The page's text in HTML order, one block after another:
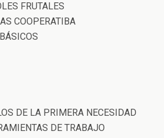
FRUTALES
COOPERATIBA
DE LA PRIMERA NECESIDAD
DE TRABAJO